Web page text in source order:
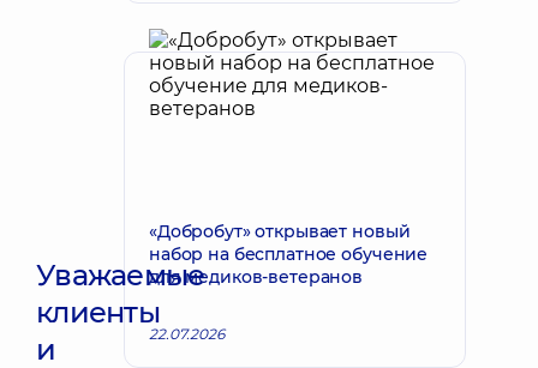
Уважаемые
клиенты
и
«Добробут» открывает новый
набор на бесплатное обучение
для медиков-ветеранов
22.07.2026